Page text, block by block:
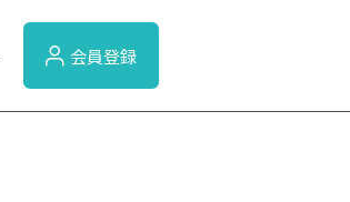
会員登録